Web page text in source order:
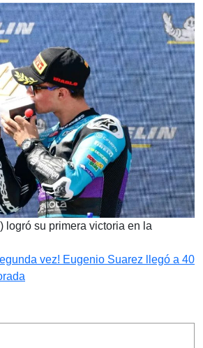
logró su primera victoria en la
vez! Eugenio Suarez llegó a 40